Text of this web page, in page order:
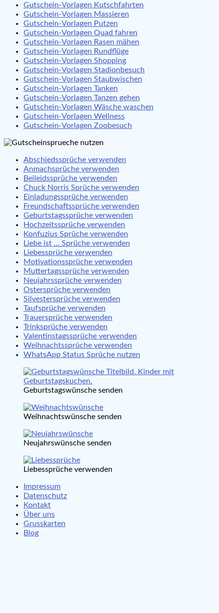
Gutschein-Vorlagen Kutschfahrten
Gutschein-Vorlagen Massieren
Gutschein-Vorlagen Putzen
Gutschein-Vorlagen Quad fahren
Gutschein-Vorlagen Rasen mähen
Gutschein-Vorlagen Rundflüge
Gutschein-Vorlagen Shopping
Gutschein-Vorlagen Stadionbesuch
Gutschein-Vorlagen Staubwischen
Gutschein-Vorlagen Tanken
Gutschein-Vorlagen Tanzen gehen
Gutschein-Vorlagen Wäsche waschen
Gutschein-Vorlagen Wellness
Gutschein-Vorlagen Zoobesuch
Abschiedssprüche verwenden
Anmachsprüche verwenden
Beileidssprüche verwenden
Chuck Norris Sprüche verwenden
Einladungssprüche verwenden
Freundschaftssprüche verwenden
Geburtstagssprüche verwenden
Hochzeitssprüche verwenden
Konfuzius Sprüche verwenden
Liebe ist … Sprüche verwenden
Liebessprüche verwenden
Motivationssprüche verwenden
Muttertagssprüche verwenden
Neujahrssprüche verwenden
Ostersprüche verwenden
Silvestersprüche verwenden
Taufsprüche verwenden
Trauersprüche verwenden
Trinksprüche verwenden
Valentinstagssprüche verwenden
Weihnachtssprüche verwenden
WhatsApp Status Sprüche nutzen
Geburtstagswünsche senden
Weihnachtswünsche senden
Neujahrswünsche senden
Liebessprüche verwenden
Impressum
Datenschutz
Kontakt
Über uns
Grusskarten
Blog